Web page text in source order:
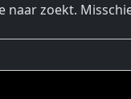
zoekt.